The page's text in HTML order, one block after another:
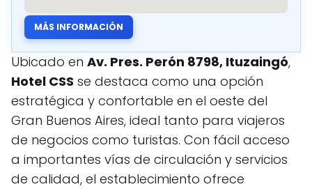
MÁS INFORMACIÓN
Ubicado en Av. Pres. Perón 8798, Ituzaingó,
Hotel CSS se destaca como una opción
estratégica y confortable en el oeste del
Gran Buenos Aires, ideal tanto para viajeros
de negocios como turistas. Con fácil acceso
a importantes vías de circulación y servicios
de calidad, el establecimiento ofrece